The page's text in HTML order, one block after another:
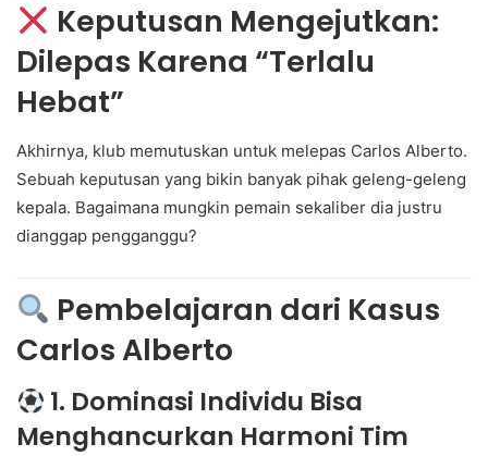
Keputusan Mengejutkan:
Dilepas Karena “Terlalu
Hebat”
Akhirnya, klub memutuskan untuk melepas Carlos Alberto.
Sebuah keputusan yang bikin banyak pihak geleng-geleng
kepala. Bagaimana mungkin pemain sekaliber dia justru
dianggap pengganggu?
Pembelajaran dari Kasus
Carlos Alberto
1. Dominasi Individu Bisa
Menghancurkan Harmoni Tim